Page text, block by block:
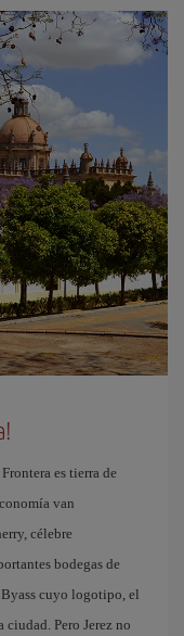
es tierra de
van
célebre
bodegas de
cuyo logotipo, el
Pero Jerez no